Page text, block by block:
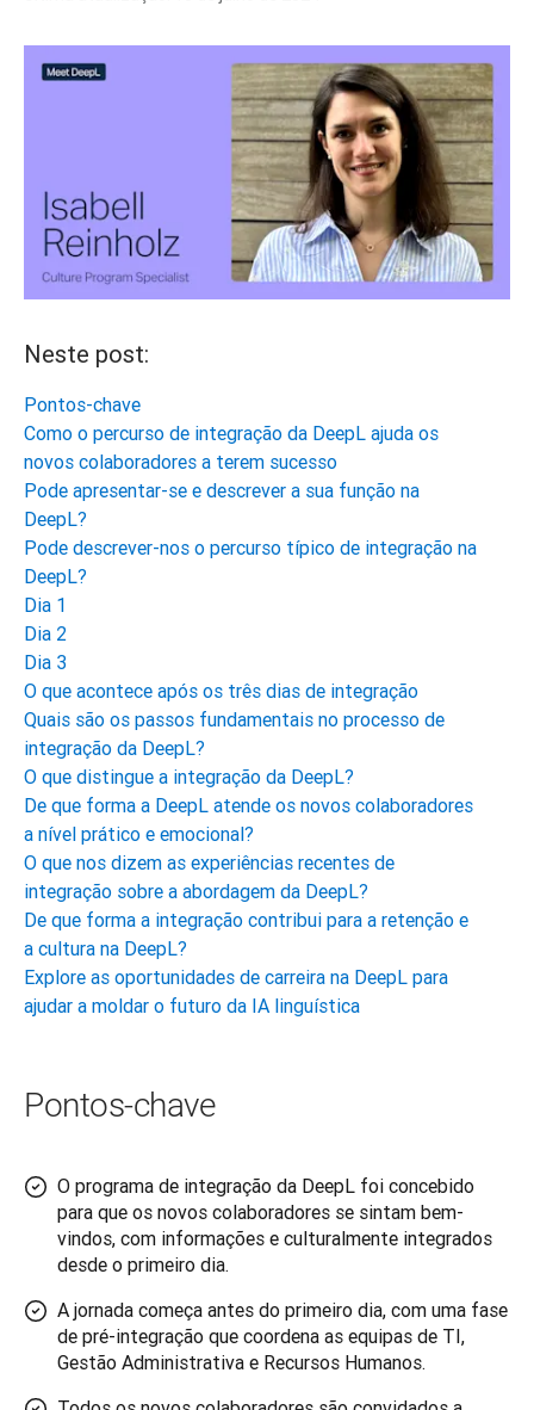
Neste post:
Pontos-chave
Como o percurso de integração da DeepL ajuda os
novos colaboradores a terem sucesso
Pode apresentar-se e descrever a sua função na
DeepL?
Pode descrever-nos o percurso típico de integração na
DeepL?
Dia 1
Dia 2
Dia 3
O que acontece após os três dias de integração
Quais são os passos fundamentais no processo de
integração da DeepL?
O que distingue a integração da DeepL?
De que forma a DeepL atende os novos colaboradores
a nível prático e emocional?
O que nos dizem as experiências recentes de
integração sobre a abordagem da DeepL?
De que forma a integração contribui para a retenção e
a cultura na DeepL?
Explore as oportunidades de carreira na DeepL para
ajudar a moldar o futuro da IA linguística
Pontos-chave
O programa de integração da DeepL foi concebido
para que os novos colaboradores se sintam bem-
vindos, com informações e culturalmente integrados
desde o primeiro dia.
A jornada começa antes do primeiro dia, com uma fase
de pré-integração que coordena as equipas de TI,
Gestão Administrativa e Recursos Humanos.